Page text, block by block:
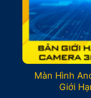
Màn Hình
Giới